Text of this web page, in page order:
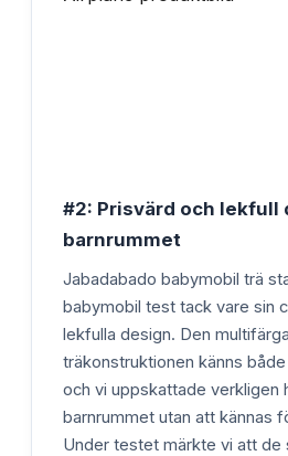
#2: Prisvärd och lekfull
barnrummet
Jabadabado babymobil trä
babymobil test tack vare sin
lekfulla design. Den
träkonstruktionen känns
och vi uppskattade verkligen
barnrummet utan att kännas
Under testet märkte vi att de